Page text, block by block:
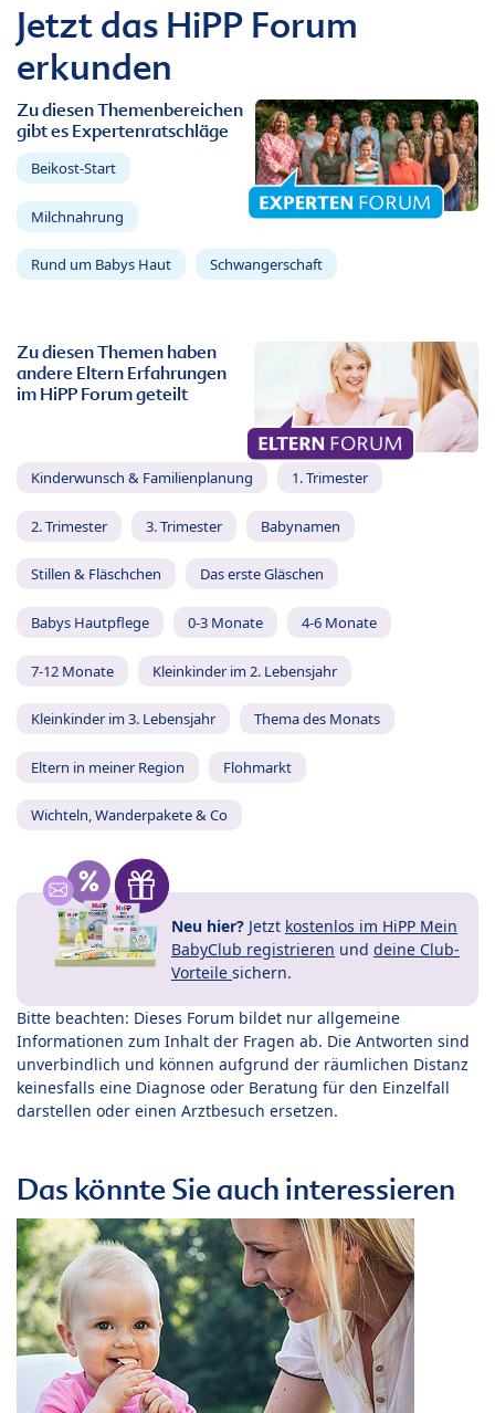
Jetzt das HiPP Forum
erkunden
Zu diesen Themenbereichen
gibt es Expertenratschläge
Beikost-Start
Milchnahrung
Rund um Babys Haut Schwangerschaft
Zu diesen Themen haben
andere Eltern Erfahrungen
im HiPP Forum geteilt
Kinderwunsch & Familienplanung 1. Trimester
2. Trimester 3. Trimester Babynamen
Stillen & Fläschchen Das erste Gläschen
Babys Hautpflege 0-3 Monate 4-6 Monate
7-12 Monate Kleinkinder im 2. Lebensjahr
Kleinkinder im 3. Lebensjahr Thema des Monats
Eltern in meiner Region Flohmarkt
Wichteln, Wanderpakete & Co
Neu hier? Jetzt kostenlos im HiPP Mein
BabyClub registrieren und deine Club-
Vorteile sichern.
Bitte beachten: Dieses Forum bildet nur allgemeine
Informationen zum Inhalt der Fragen ab. Die Antworten sind
unverbindlich und können aufgrund der räumlichen Distanz
keinesfalls eine Diagnose oder Beratung für den Einzelfall
darstellen oder einen Arztbesuch ersetzen.
Das könnte Sie auch interessieren